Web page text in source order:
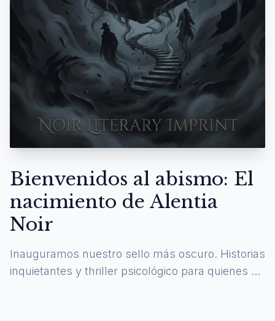
Bienvenidos al abismo: El
nacimiento de Alentia
Noir
Inauguramos nuestro sello más oscuro. Historias
inquietantes y thriller psicológico para quienes se